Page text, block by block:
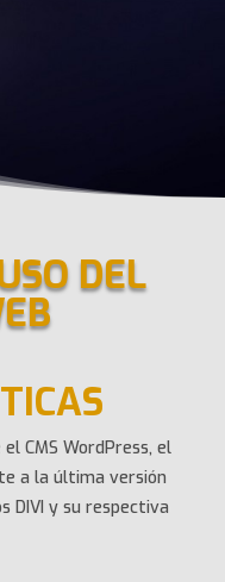
DEL
CMS WordPress, el
a la última versión
DIVI y su respectiva